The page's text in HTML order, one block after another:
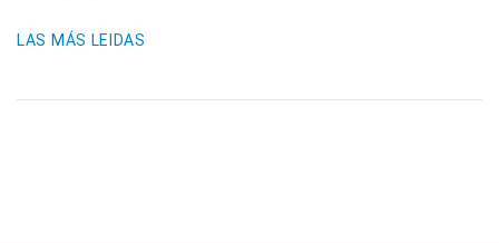
LAS MÁS LEIDAS